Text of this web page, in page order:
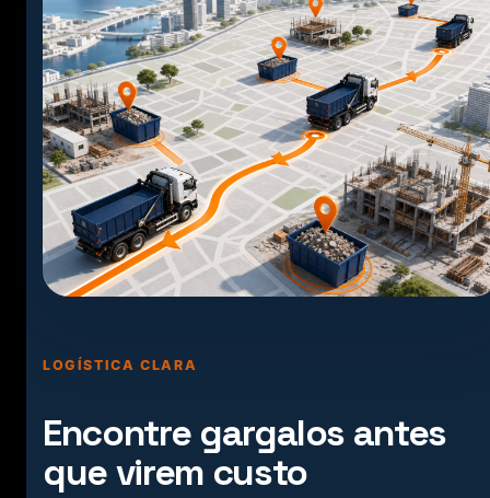
LOGÍSTICA CLARA
Encontre gargalos antes
que virem custo